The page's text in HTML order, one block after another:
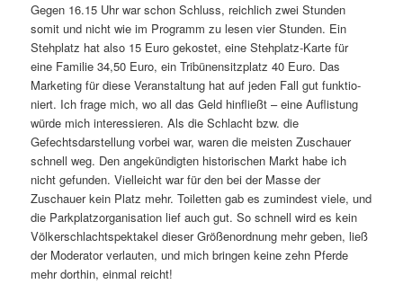
Gegen 16.15 Uhr war schon Schluss, reich­lich zwei Stunden
somit und nicht wie im Programm zu lesen vier Stunden. Ein
Stehplatz hat also 15 Euro gekostet, eine Stehplatz-Karte für
eine Familie 34,50 Euro, ein Tribünensitzplatz 40 Euro. Das
Marketing für diese Veranstaltung hat auf jeden Fall gut funk­tio­
niert. Ich frage mich, wo all das Geld hinfließt – eine Auflistung
würde mich inter­es­sieren. Als die Schlacht bzw. die
Gefechtsdarstellung vorbei war, waren die meisten Zuschauer
schnell weg. Den ange­kün­digten histo­ri­schen Markt habe ich
nicht gefunden. Vielleicht war für den bei der Masse der
Zuschauer kein Platz mehr. Toiletten gab es zumin­dest viele, und
die Parkplatzorganisation lief auch gut. So schnell wird es kein
Völkerschlachtspektakel dieser Größenordnung mehr geben, ließ
der Moderator verlauten, und mich bringen keine zehn Pferde
mehr dorthin, einmal reicht!